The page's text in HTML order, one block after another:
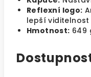
Reflexní logo:
lepší viditelnost
Hmotnost: 649